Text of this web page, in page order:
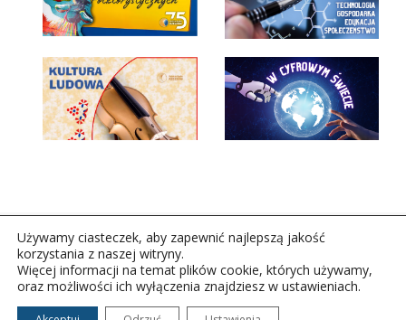
Copyright © 2026Polskie Radio Rzeszów S.A. w likwidacj.
Używamy ciasteczek, aby zapewnić najlepszą jakość
korzystania z naszej witryny.
Więcej informacji na temat plików cookie, których używamy,
oraz możliwości ich wyłączenia znajdziesz w ustawieniach.